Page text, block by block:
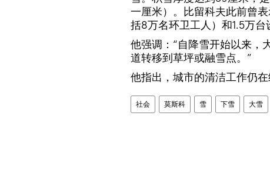
一厘米）。比留科夫此前曾
括8万名环卫工人）和1.5万台
他强调：“自降雪开始以来，
道转移到草坪或融雪点。”
他指出，城市的清洁工作仍在
社会 莫斯科 雪 下雪 大雪